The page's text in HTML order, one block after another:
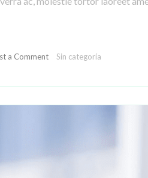
a Comment Sin categoría